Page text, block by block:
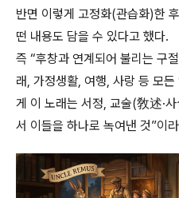
반면 이렇게 고정화(관습화)한
떤 내용도 담을 수 있다고 했다.
즉 “후창과 연계되어 불리는 구
래, 가정생활, 여행, 사랑 등 모
게 이 노래는 서정, 교술(敎述·
서 이들을 하나로 녹여낸 것”이